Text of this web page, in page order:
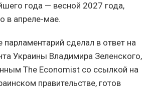
года — весной 2027 года,
в апреле-мае.
парламентарий сделал в ответ на
Украины Владимира Зеленского,
The Economist со ссылкой на
правительстве, готов